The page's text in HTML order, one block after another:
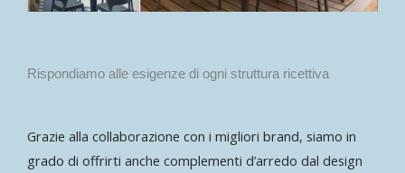
Rispondiamo alle esigenze di ogni struttura ricettiva
Grazie alla collaborazione con i migliori brand, siamo in
grado di offrirti anche complementi d’arredo dal design